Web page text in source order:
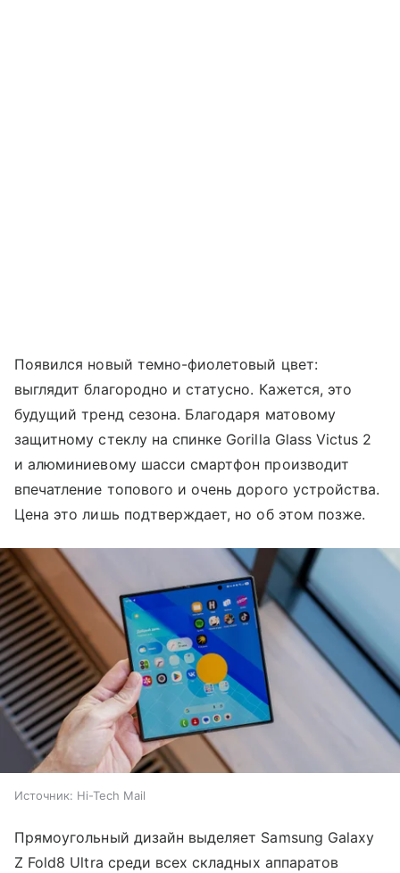
Появился новый темно-фиолетовый цвет:
выглядит благородно и статусно. Кажется, это
будущий тренд сезона. Благодаря матовому
защитному стеклу на спинке Gorilla Glass Victus 2
и алюминиевому шасси смартфон производит
впечатление топового и очень дорого устройства.
Цена это лишь подтверждает, но об этом позже.
Источник: Hi-Tech Mail
Прямоугольный дизайн выделяет Samsung Galaxy
Z Fold8 Ultra среди всех складных аппаратов